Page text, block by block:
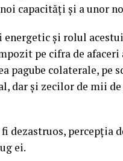
capacităţi şi a unor
şi rolul
pe cifra de afaceri
pagube colaterale, pe
dar şi zecilor de mii de
dezastruos, percepţia
ei.